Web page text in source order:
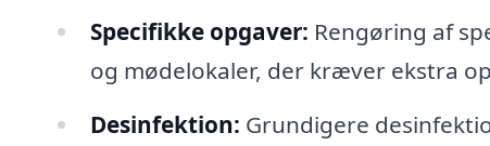
Specifikke opgaver: Rengøring af
og mødelokaler, der kræver ekstra
Desinfektion: Grundigere